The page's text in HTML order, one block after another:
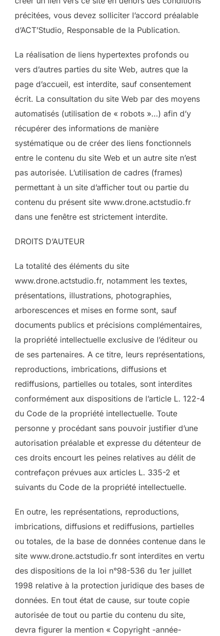
précitées, vous devez solliciter l’accord préalable
d’ACT’Studio, Responsable de la Publication.
La réalisation de liens hypertextes profonds ou
vers d’autres parties du site Web, autres que la
page d’accueil, est interdite, sauf consentement
écrit. La consultation du site Web par des moyens
automatisés (utilisation de « robots »…) afin d’y
récupérer des informations de manière
systématique ou de créer des liens fonctionnels
entre le contenu du site Web et un autre site n’est
pas autorisée. L’utilisation de cadres (frames)
permettant à un site d’afficher tout ou partie du
contenu du présent site www.drone.actstudio.fr
dans une fenêtre est strictement interdite.
DROITS D’AUTEUR
La totalité des éléments du site
www.drone.actstudio.fr, notamment les textes,
présentations, illustrations, photographies,
arborescences et mises en forme sont, sauf
documents publics et précisions complémentaires,
la propriété intellectuelle exclusive de l’éditeur ou
de ses partenaires. A ce titre, leurs représentations,
reproductions, imbrications, diffusions et
rediffusions, partielles ou totales, sont interdites
conformément aux dispositions de l’article L. 122-4
du Code de la propriété intellectuelle. Toute
personne y procédant sans pouvoir justifier d’une
autorisation préalable et expresse du détenteur de
ces droits encourt les peines relatives au délit de
contrefaçon prévues aux articles L. 335-2 et
suivants du Code de la propriété intellectuelle.
En outre, les représentations, reproductions,
imbrications, diffusions et rediffusions, partielles
ou totales, de la base de données contenue dans le
site www.drone.actstudio.fr sont interdites en vertu
des dispositions de la loi n°98-536 du 1er juillet
1998 relative à la protection juridique des bases de
données. En tout état de cause, sur toute copie
autorisée de tout ou partie du contenu du site,
devra figurer la mention « Copyright -année-